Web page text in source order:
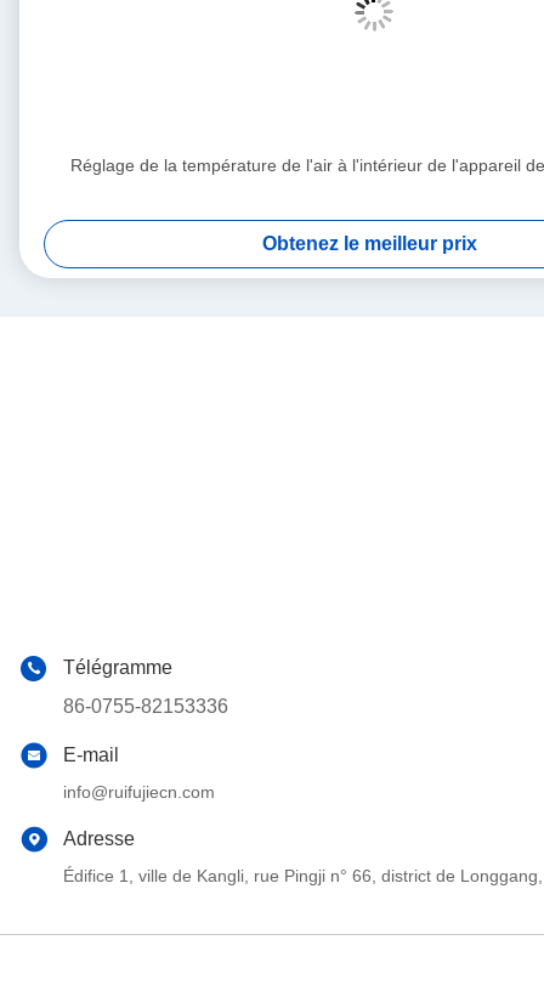
Réglage de la température de l'air à l'intérieur de l'appareil
Obtenez le meilleur prix
Télégramme
86-0755-82153336
E-mail
info@ruifujiecn.com
Adresse
Édifice 1, ville de Kangli, rue Pingji n° 66, district de